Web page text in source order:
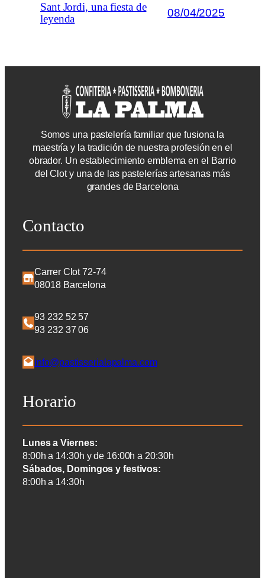
Sant Jordi, una fiesta de
leyenda
08/04/2025
Somos una pastelería familiar que fusiona la
maestría y la tradición de nuestra profesión en el
obrador. Un establecimiento emblema en el Barrio
del Clot y una de las pastelerías artesanas más
grandes de Barcelona
Contacto
Carrer Clot 72-74
08018 Barcelona
93 232 52 57
93 232 37 06
info@pastisserialapalma.com
Horario
Lunes a Viernes:
8:00h a 14:30h y de 16:00h a 20:30h
Sábados, Domingos y festivos:
8:00h a 14:30h